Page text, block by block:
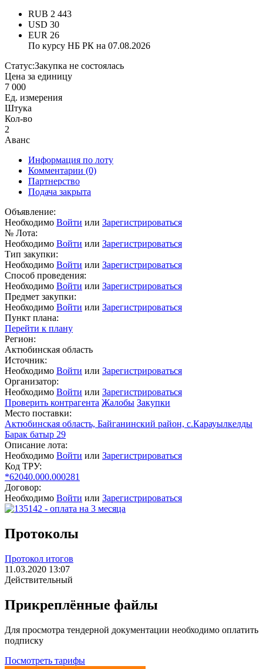
RUB 2 443
USD 30
EUR 26
По курсу НБ РК на 07.08.2026
Статус:Закупка не состоялась
Цена за единицу
7 000
Ед. измерения
Штука
Кол-во
2
Аванс
Информация по лоту
Комментарии (0)
Партнерство
Подача закрыта
Объявление:
Необходимо Войти или Зарегистрироваться
№ Лота:
Необходимо Войти или Зарегистрироваться
Тип закупки:
Необходимо Войти или Зарегистрироваться
Способ проведения:
Необходимо Войти или Зарегистрироваться
Предмет закупки:
Необходимо Войти или Зарегистрироваться
Пункт плана:
Перейти к плану
Регион:
Актюбинская область
Источник:
Необходимо Войти или Зарегистрироваться
Организатор:
Необходимо Войти или Зарегистрироваться
Проверить контрагента Жалобы Закупки
Место поставки:
Актюбинская область, Байганинский район, с.Карауылкелды
Барак батыр 29
Описание лота:
Необходимо Войти или Зарегистрироваться
Код ТРУ:
*62040.000.000281
Договор:
Необходимо Войти или Зарегистрироваться
Протоколы
Протокол итогов
11.03.2020 13:07
Действительный
Прикреплённые файлы
Для просмотра тендерной документации необходимо оплатить
подписку
Посмотреть тарифы